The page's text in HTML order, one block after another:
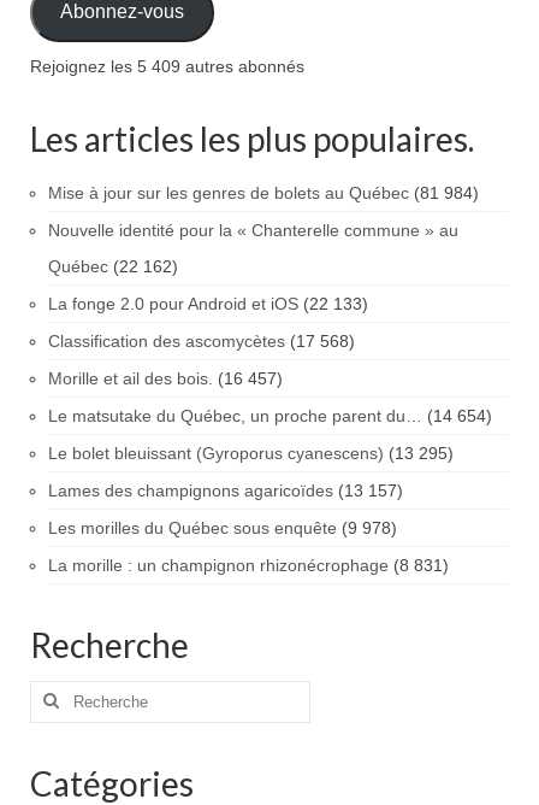
Abonnez-vous
Rejoignez les 5 409 autres abonnés
Les articles les plus populaires.
Mise à jour sur les genres de bolets au Québec (81 984)
Nouvelle identité pour la « Chanterelle commune » au
Québec (22 162)
La fonge 2.0 pour Android et iOS (22 133)
Classification des ascomycètes (17 568)
Morille et ail des bois. (16 457)
Le matsutake du Québec, un proche parent du…
(14 654)
Le bolet bleuissant (Gyroporus cyanescens) (13 295)
Lames des champignons agaricoïdes (13 157)
Les morilles du Québec sous enquête (9 978)
La morille : un champignon rhizonécrophage (8 831)
Recherche
Rechercher
Catégories